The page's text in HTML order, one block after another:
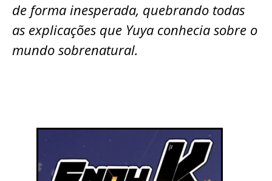
de forma inesperada, quebrando todas
as explicações que Yuya conhecia sobre o
mundo sobrenatural.